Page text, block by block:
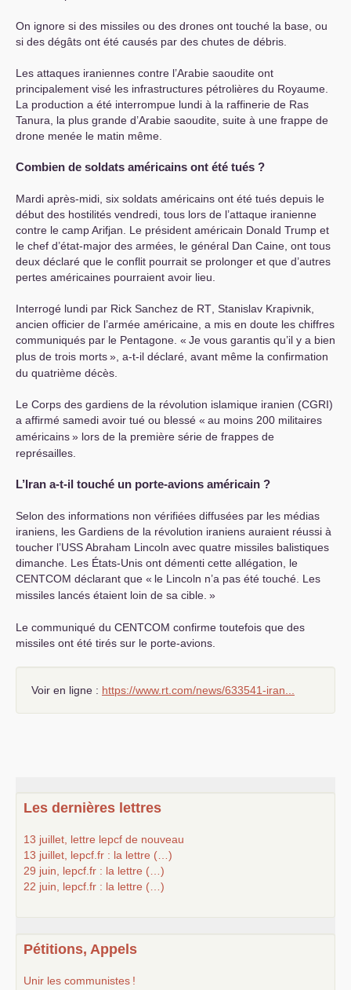
On ignore si des missiles ou des drones ont touché la base, ou
si des dégâts ont été causés par des chutes de débris.
Les attaques iraniennes contre l’Arabie saoudite ont
principalement visé les infrastructures pétrolières du Royaume.
La production a été interrompue lundi à la raffinerie de Ras
Tanura, la plus grande d’Arabie saoudite, suite à une frappe de
drone menée le matin même.
Combien de soldats américains ont été tués ?
Mardi après-midi, six soldats américains ont été tués depuis le
début des hostilités vendredi, tous lors de l’attaque iranienne
contre le camp Arifjan. Le président américain Donald Trump et
le chef d’état-major des armées, le général Dan Caine, ont tous
deux déclaré que le conflit pourrait se prolonger et que d’autres
pertes américaines pourraient avoir lieu.
Interrogé lundi par Rick Sanchez de RT, Stanislav Krapivnik,
ancien officier de l’armée américaine, a mis en doute les chiffres
communiqués par le Pentagone. « Je vous garantis qu’il y a bien
plus de trois morts», a-t-il déclaré, avant même la confirmation
du quatrième décès.
Le Corps des gardiens de la révolution islamique iranien (CGRI)
a affirmé samedi avoir tué ou blessé « au moins 200 militaires
américains» lors de la première série de frappes de
représailles.
L’Iran a-t-il touché un porte-avions américain ?
Selon des informations non vérifiées diffusées par les médias
iraniens, les Gardiens de la révolution iraniens auraient réussi à
toucher l’USSAbraham Lincoln avec quatre missiles balistiques
dimanche. Les États-Unis ont démenti cette allégation, le
CENTCOM déclarant que « le Lincoln n’a pas été touché. Les
missiles lancés étaient loin de sa cible. »
Le communiqué du CENTCOM confirme toutefois que des
missiles ont été tirés sur le porte-avions.
Voir en ligne : https://www.rt.com/news/633541-iran...
Les dernières lettres
13 juillet, lettre lepcf de nouveau
13 juillet, lepcf.fr : la lettre (…)
29 juin, lepcf.fr : la lettre (…)
22 juin, lepcf.fr : la lettre (…)
Pétitions, Appels
Unir les communistes !